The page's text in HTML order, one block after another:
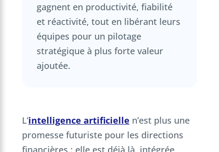
gagnent en productivité, fiabilité
et réactivité, tout en libérant leurs
équipes pour un pilotage
stratégique à plus forte valeur
ajoutée.
L’intelligence artificielle n’est plus une
promesse futuriste pour les directions